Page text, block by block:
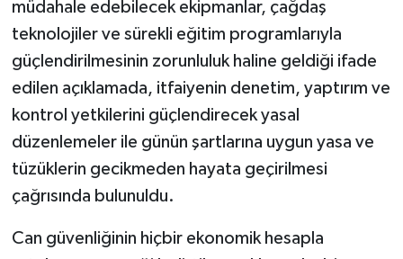
müdahale edebilecek ekipmanlar, çağdaş
teknolojiler ve sürekli eğitim programlarıyla
güçlendirilmesinin zorunluluk haline geldiği ifade
edilen açıklamada, itfaiyenin denetim, yaptırım ve
kontrol yetkilerini güçlendirecek yasal
düzenlemeler ile günün şartlarına uygun yasa ve
tüzüklerin gecikmeden hayata geçirilmesi
çağrısında bulunuldu.
Can güvenliğinin hiçbir ekonomik hesapla